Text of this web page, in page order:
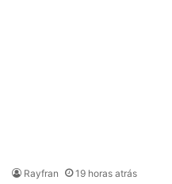
Rayfran 19 horas atrás